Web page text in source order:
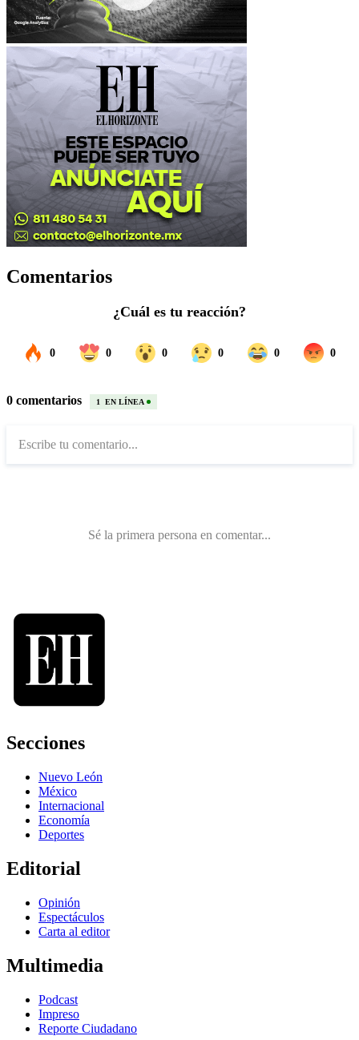
Comentarios
Secciones
Nuevo León
México
Internacional
Economía
Deportes
Editorial
Opinión
Espectáculos
Carta al editor
Multimedia
Podcast
Impreso
Reporte Ciudadano